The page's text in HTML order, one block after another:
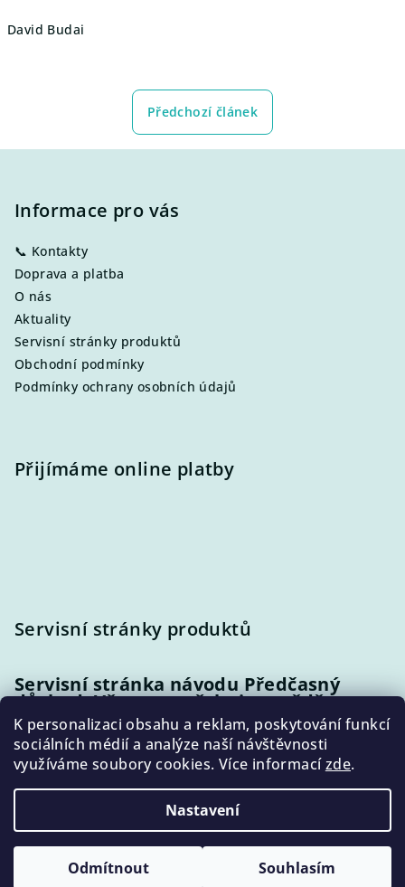
K personalizaci obsahu a reklam, poskytování funkcí
sociálních médií a analýze naší návštěvnosti
využíváme soubory cookies. Více informacízde.
Nastavení
Odmítnout Souhlasím
David Budai
Předchozí článek
Informace pro vás
📞 Kontakty
Doprava a platba
O nás
Aktuality
Servisní stránky produktů
Obchodní podmínky
Podmínky ochrany osobních údajů
Přijímáme online platby
Servisní stránky produktů
Servisní stránka návodu Předčasný
důchod: Vše, co potřebujete vědět
Servisní stránka příručky Do důchodu
bez nemilých překvapení
Copyright 2026Jak na důchod. Všechna práva vyhrazena.
Upravit nastavení cookies